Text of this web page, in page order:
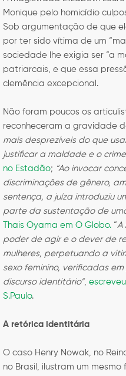
Monique pelo homicídio
Sob argumentação de que
por ter sido vítima de um
sociedade lhe exigia ser “a
patriarcais, e que essa
clemência excepcional.
Não foram poucos os
reconheceram a gravidade
mais desprezíveis do que
justificar a maldade e o
no Estadão; “Ao invocar
discriminações de gênero,
sentença, a juíza introduziu
parte da sustentação de
Thais Oyama em O Globo. “A
poder de agir e o dever de
mulheres, perpetuando a
sexo feminino, verificadas
discurso identitário”,
S.Paulo.
A retórica identitária
O caso Henry Nowak, no
no Brasil, ilustram um